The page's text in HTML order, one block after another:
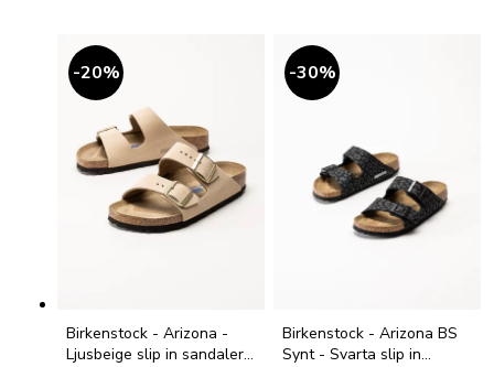
20%
Birkenstock - Arizona -
Ljusbeige slip in sandaler i
30%
Birkenstock - Arizona BS
Synt - Svarta slip in